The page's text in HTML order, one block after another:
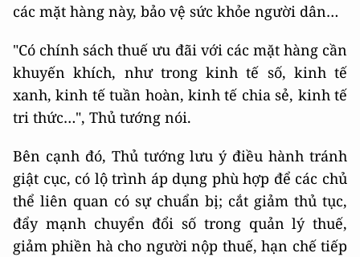
các mặt hàng này, bảo vệ sức khỏe người dân…
"Có chính sách thuế ưu đãi với các mặt hàng cần
khuyến khích, như trong kinh tế số, kinh tế
xanh, kinh tế tuần hoàn, kinh tế chia sẻ, kinh tế
tri thức…", Thủ tướng nói.
Bên cạnh đó, Thủ tướng lưu ý điều hành tránh
giật cục, có lộ trình áp dụng phù hợp để các chủ
thể liên quan có sự chuẩn bị; cắt giảm thủ tục,
đẩy mạnh chuyển đổi số trong quản lý thuế,
giảm phiền hà cho người nộp thuế, hạn chế tiếp